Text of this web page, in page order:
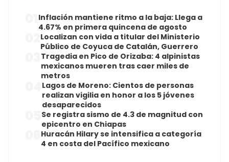
Inflación mantiene ritmo a la baja: Llega a
4.67% en primera quincena de agosto
Localizan con vida a titular del Ministerio
Público de Coyuca de Catalán, Guerrero
Tragedia en Pico de Orizaba: 4 alpinistas
mexicanos mueren tras caer miles de
metros
Lagos de Moreno: Cientos de personas
realizan vigilia en honor a los 5 jóvenes
desaparecidos
Se registra sismo de 4.3 de magnitud con
epicentro en Chiapas
Huracán Hilary se intensifica a categoría
4 en costa del Pacífico mexicano